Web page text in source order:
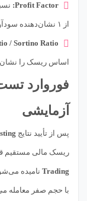
Profit Factor:
از ۱ نشان‌دهنده سودآوری است.
/ Sortino Ratio:
اساس ریسک را
آزمایشی
پس از تأیید نتایج
ریسک مالی مستقیم
Trading نامیده
با حجم صفر معامله